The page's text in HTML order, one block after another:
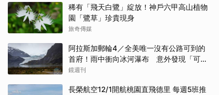
稀有「飛天白鷺」綻放！神戶六甲高山植物
園「鷺草」珍貴現身
旅奇傳媒
阿拉斯加郵輪4／全美唯一沒有公路可到的
首府！雨中衝向冰河瀑布 意外發現「可講
價」的質感紀念品
鏡週刊
長榮航空12/1開航桃園直飛德里 每週5班推